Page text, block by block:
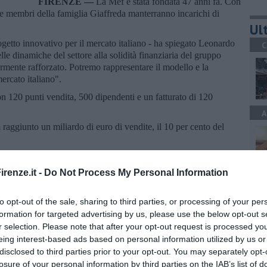
- Do Not Process My Personal Information
opt-out of the sale, sharing to third parties, or processing of your
for targeted advertising by us, please use the below opt-out
selection. Please note that after your opt-out request is processed
interest-based ads based on personal information utilized by us
to third parties prior to your opt-out. You may separately
of your personal information by third parties on the IAB’s list of
membri della famiglia Giaffreda manterranno incarichi di
innovativo per il mercato italiano - ha spiegato Leonardo
dinamiche del settore alla solidità finanziaria del gruppo
rafforzato. Potremo rappresentare il modello e la
italiano".
120 punti vendita, 500 dipendenti e un fatturato di 120
un miliardo di euro di vendite, il 10 per cento del
iscriviti allaNewsletter QUInews - ToscanaMedia.
nella tua casella di posta.